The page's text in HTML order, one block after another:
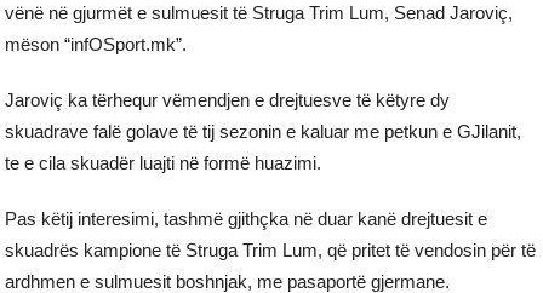
vënë në gjurmët e sulmuesit të Struga Trim Lum, Senad Jaroviç,
mëson “infOSport.mk”.
Jaroviç ka tërhequr vëmendjen e drejtuesve të këtyre dy
skuadrave falë golave të tij sezonin e kaluar me petkun e GJilanit,
te e cila skuadër luajti në formë huazimi.
Pas këtij interesimi, tashmë gjithçka në duar kanë drejtuesit e
skuadrës kampione të Struga Trim Lum, që pritet të vendosin për të
ardhmen e sulmuesit boshnjak, me pasaportë gjermane.